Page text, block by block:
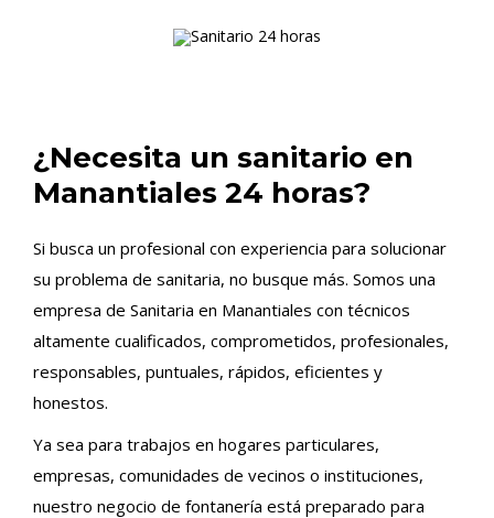
¿Necesita un sanitario en
Manantiales 24 horas?
Si busca un profesional con experiencia para solucionar
su problema de sanitaria, no busque más. Somos una
empresa de Sanitaria en Manantiales con técnicos
altamente cualificados, comprometidos, profesionales,
responsables, puntuales, rápidos, eficientes y
honestos.
Ya sea para trabajos en hogares particulares,
empresas, comunidades de vecinos o instituciones,
nuestro negocio de fontanería está preparado para